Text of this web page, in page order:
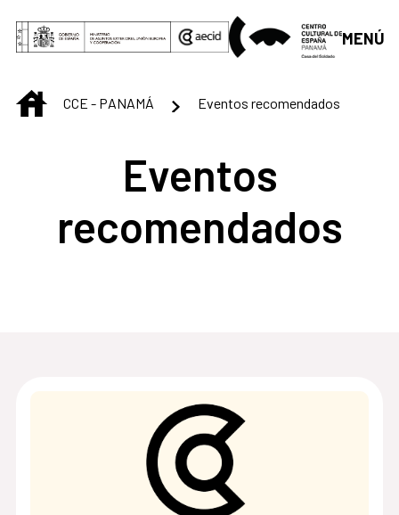
Saltar al contenido principal
MENÚ
INICIOCCE - PANAMÁ Eventos recomendados
Eventos
recomendados